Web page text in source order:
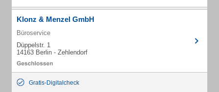
Klonz & Menzel GmbH
Büroservice
Düppelstr. 1
14163 Berlin - Zehlendorf
Gratis-Digitalcheck